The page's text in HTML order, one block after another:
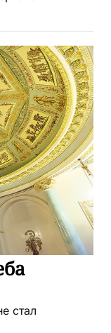
стал